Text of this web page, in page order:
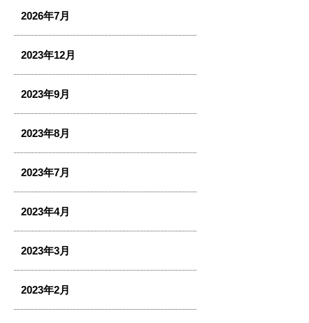
2026年7月
2023年12月
2023年9月
2023年8月
2023年7月
2023年4月
2023年3月
2023年2月